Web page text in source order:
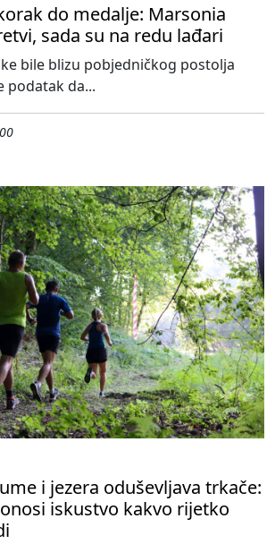
do medalje: Marsonia
sada su na redu lađari
bile blizu pobjedničkog postolja
podatak da...
i jezera oduševljava trkače:
iskustvo kakvo rijetko